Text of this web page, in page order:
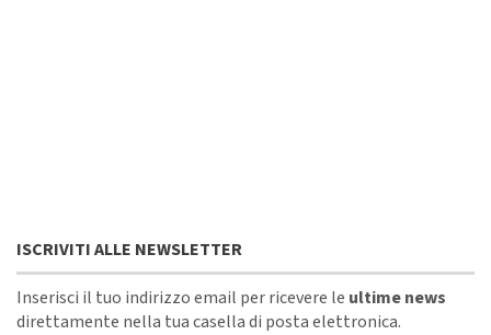
ISCRIVITI ALLE NEWSLETTER
Inserisci il tuo indirizzo email per ricevere le ultime news
direttamente nella tua casella di posta elettronica.